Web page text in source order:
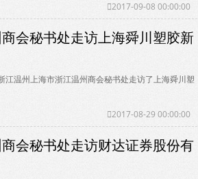
2017-09-08 00:00:00
商会秘书处走访上海舜川塑胶新
江温州上海市浙江温州商会秘书处走访了上海舜川塑
2017-08-29 00:00:00
商会秘书处走访财达证券股份有